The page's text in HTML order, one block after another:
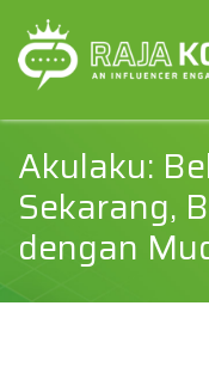
Akulaku:
Sekarang,
dengan